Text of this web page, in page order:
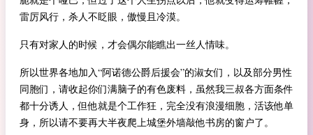
雷厉风行，杀人不眨眼，傲慢且冷漠。
只有对家人的时候，才会偶尔能瞧出一丝人情味。
所以世界各地加入“阿诺德公爵后援会”的淑女们，以及部分男性
同胞们，请收起你们满脑子的有色废料，虽然我三叔各方面条件
都十分诱人，但他就是个工作狂，完全没有浪漫细胞，活该他单
身，所以请不要再大半夜爬上城堡外墙敲他书房的窗户了。